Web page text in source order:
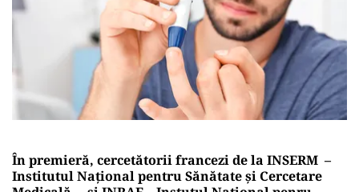
În premieră, cercetătorii francezi de la INSERM –
Institutul Național pentru Sănătate și Cercetare